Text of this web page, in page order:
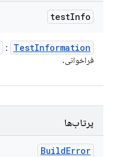
testInfo
: TestInformation
فراخوانی.
پرتاب‌ها
BuildError